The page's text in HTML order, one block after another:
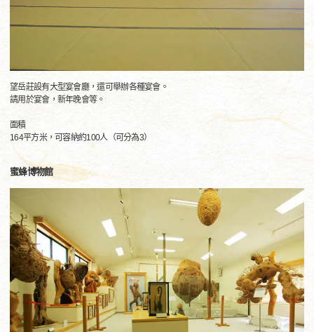
望岳莊設有大型宴會廳，還可舉辦各種宴會。
請用於宴會，新年晚會等。
面積
164平方米，可容納約100人（可分為3）
蜜蜂博物館